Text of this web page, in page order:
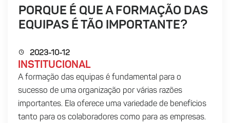
PORQUE É QUE A FORMAÇÃO DAS
EQUIPAS É TÃO IMPORTANTE?
2023-10-12
INSTITUCIONAL
A formação das equipas é fundamental para o
sucesso de uma organização por várias razões
importantes. Ela oferece uma variedade de benefícios
tanto para os colaboradores como para as empresas.